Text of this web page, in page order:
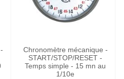
Chronomètre mécanique -
START/STOP/RESET -
Temps simple - 15 mn au
1/10e